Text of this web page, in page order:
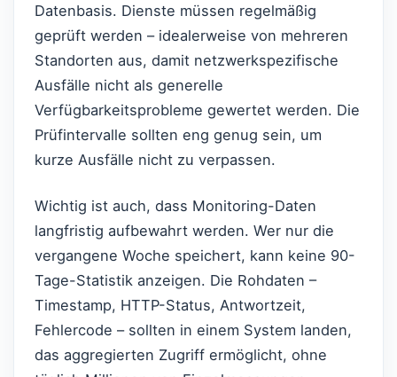
Datenbasis. Dienste müssen regelmäßig
geprüft werden – idealerweise von mehreren
Standorten aus, damit netzwerkspezifische
Ausfälle nicht als generelle
Verfügbarkeitsprobleme gewertet werden. Die
Prüfintervalle sollten eng genug sein, um
kurze Ausfälle nicht zu verpassen.
Wichtig ist auch, dass Monitoring-Daten
langfristig aufbewahrt werden. Wer nur die
vergangene Woche speichert, kann keine 90-
Tage-Statistik anzeigen. Die Rohdaten –
Timestamp, HTTP-Status, Antwortzeit,
Fehlercode – sollten in einem System landen,
das aggregierten Zugriff ermöglicht, ohne